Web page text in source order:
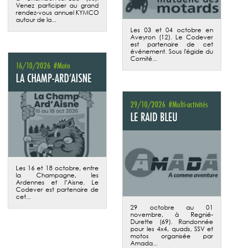
Venez participer au grand
rendez-vous annuel KYMCO
autour de la...
Les 03 et 04 octobre en
Aveyron (12). Le Codever
est partenaire de cet
événement. Sous l'égide du
Comité...
16/10/2026 #Moto
LA CHAMP-ARD’AISNE
Les 16 et 18 octobre, entre
la Champagne, les
Ardennes et l’Aisne. Le
Codever est partenaire de
cet...
29/10/2026 #Multi-activités
LE RAID BLEU
29 octobre au 01
novembre, à Regnié-
Durette (69). Randonnée
pour les 4x4, quads, SSV et
motos organisée par
Amada...